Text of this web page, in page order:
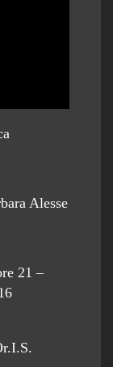
Alesse
21 –